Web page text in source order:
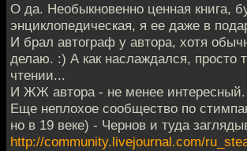
О да. Необыкновенно ценная книга,
энциклопедическая, я ее даже в
И брал автограф у автора, хотя
делаю. :) А как наслаждался, просто
чтении...
И ЖЖ автора - не менее интересный.
Еще неплохое сообщество по
но в 19 веке) - Чернов и туда
http://community.livejournal.com/